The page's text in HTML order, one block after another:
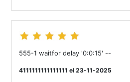
555-1 waitfor delay '0:0:15' --
4111111111111111 el 23-11-2025